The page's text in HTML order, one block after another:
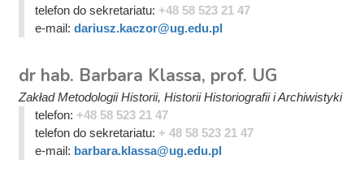
telefon do sekretariatu: +48 58 523 21 47
e-mail: dariusz.kaczor@ug.edu.pl
dr hab. Barbara Klassa, prof. UG
Zakład Metodologii Historii, Historii Historiografii i Archiwistyki
telefon: +48 58 523 21 47
telefon do sekretariatu: + 48 58 523 21 47
e-mail: barbara.klassa@ug.edu.pl